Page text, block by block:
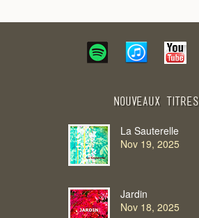
Nouveaux Titres
La Sauterelle
Nov 19, 2025
Jardin
Nov 18, 2025